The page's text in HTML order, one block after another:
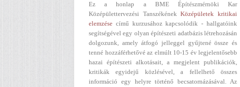
Ez a honlap a BME Építészmérnöki Kar
Középülettervezési TanszékénekKözépületek kritikai
elemzése című kurzusához kapcsolódik - hallgatóink
segítségével egy olyan építészeti adatbázis létrehozásán
dolgozunk, amely átfogó jelleggel gyűjtené össze és
tenné hozzáférhetővé az elmúlt 10-15 év legjelentősebb
hazai építészeti alkotásait, a megjelent publikációk,
kritikák egyidejű közlésével, a fellelhető összes
információ egy helyre történő becsatornázásával. Az